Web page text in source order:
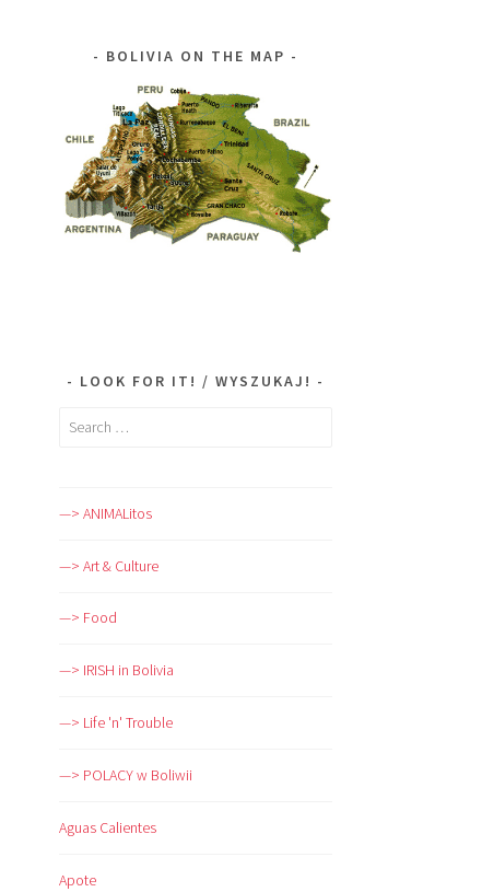
BOLIVIA ON THE MAP
LOOK FOR IT! / WYSZUKAJ!
Search
—> ANIMALitos
—> Art & Culture
—> Food
—> IRISH in Bolivia
—> Life 'n' Trouble
—> POLACY w Boliwii
Aguas Calientes
Apote